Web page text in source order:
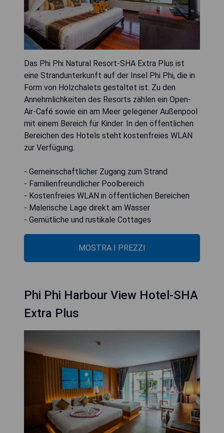
Das Phi Phi Natural Resort-SHA Extra Plus ist
eine Strandunterkunft auf der Insel Phi Phi, die in
Form von Holzchalets gestaltet ist. Zu den
Annehmlichkeiten des Resorts zählen ein Open-
Air-Café sowie ein am Meer gelegener Außenpool
mit einem Bereich für Kinder. In den öffentlichen
Bereichen des Hotels steht kostenfreies WLAN
zur Verfügung.
- Gemeinschaftlicher Zugang zum Strand
- Familienfreundlicher Poolbereich
- Kostenfreies WLAN in öffentlichen Bereichen
- Malerische Lage direkt am Wasser
- Gemütliche und rustikale Cottages
MOSTRA I PREZZI
Phi Phi Harbour View Hotel-SHA
Extra Plus